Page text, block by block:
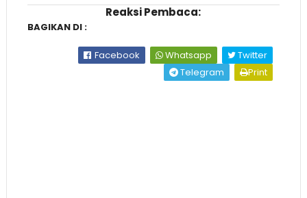
Reaksi Pembaca:
BAGIKAN DI :
Facebook Whatsapp
Twitter
Telegram
Print